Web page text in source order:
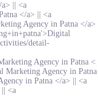
|| <a
</a> || <a
Agency in Patna </a>
detail-
Agency in Patna <
Marketing Agency in Patna
in Patna </a> || <a
<a